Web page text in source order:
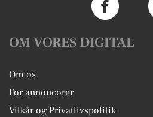
OM VORES DIGITAL
Om os
For annoncører
Vilkår og Privatlivspolitik